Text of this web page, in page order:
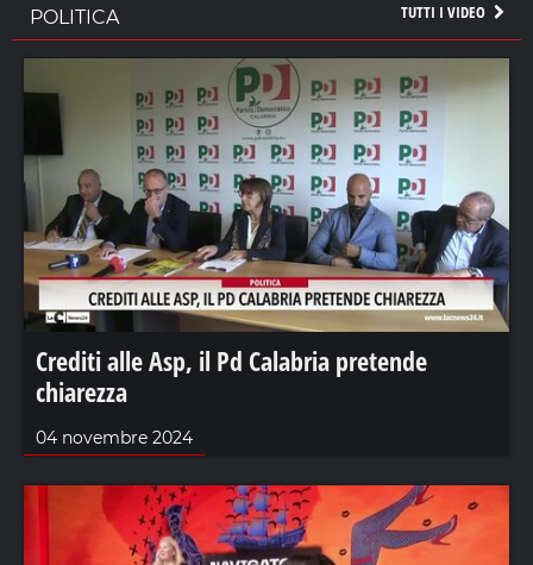
TUTTI I VIDEO
POLITICA
Crediti alle Asp, il Pd Calabria pretende
chiarezza
04 novembre 2024